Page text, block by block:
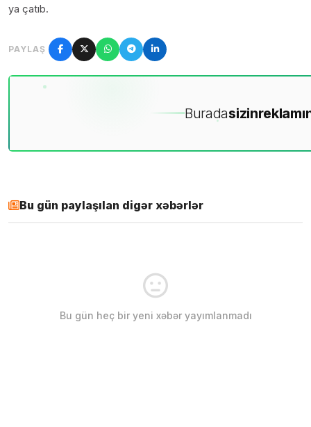
ya çatıb.
PAYLAŞ
Buradasizin
Bu gün paylaşılan digər xəbərlər
Bu gün heç bir yeni xəbər yayımlanmadı